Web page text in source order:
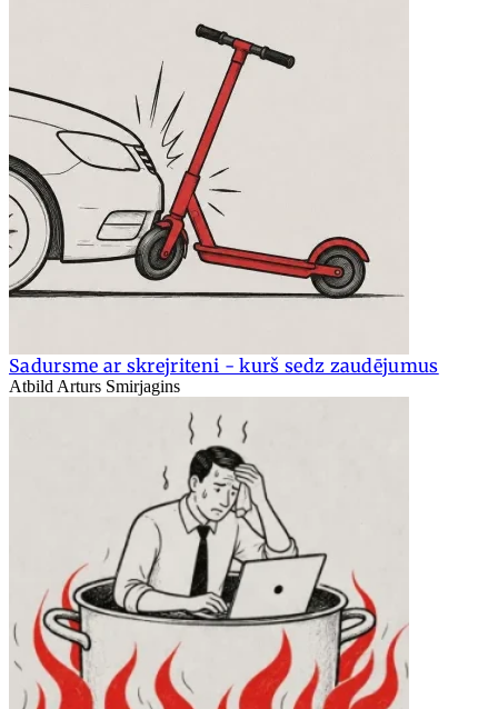
Sadursme ar skrejriteni - kurš sedz zaudējumus
Atbild Arturs Smirjagins